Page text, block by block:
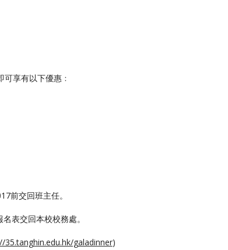
可享有以下優惠﹕
前交回班主任。
表交回本校校務處。
35.tanghin.edu.hk/galadinner)